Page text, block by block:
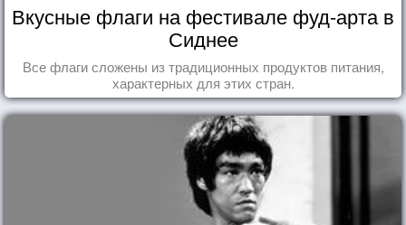
Вкусные флаги на фестивале фуд-арта в
Сиднее
Все флаги сложены из традиционных продуктов питания,
характерных для этих стран.